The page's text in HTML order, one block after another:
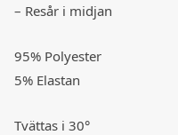
– Resår i midjan
95% Polyester
5% Elastan
Tvättas i 30°